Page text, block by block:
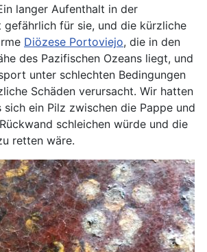
langer Aufenthalt in der
gefährlich für sie, und die kürzliche
Diözese Portoviejo, die in den
des Pazifischen Ozeans liegt, und
unter schlechten Bedingungen
Schäden verursacht. Wir hatten
ein Pilz zwischen die Pappe und
schleichen würde und die
retten wäre.